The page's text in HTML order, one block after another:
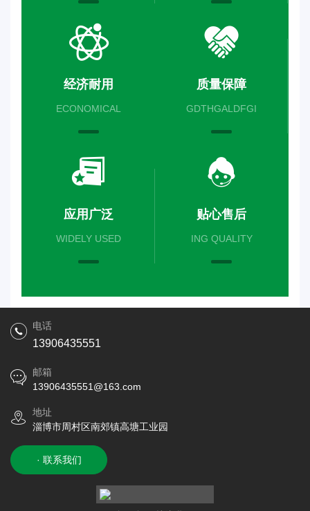
经济耐用
ECONOMICAL
质量保障
GDTHGALDFGI
应用广泛
WIDELY USED
贴心售后
ING QUALITY
电话
13906435551
邮箱
13906435551@163.com
地址
淄博市周村区南郊镇高塘工业园
· 联系我们